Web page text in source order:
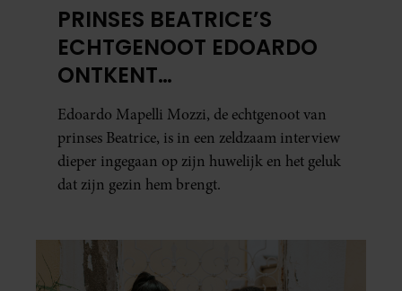
PRINSES BEATRICE’S
ECHTGENOOT EDOARDO
ONTKENT
HUWELIJKSPROBLEMEN
Edoardo Mapelli Mozzi, de echtgenoot van
prinses Beatrice, is in een zeldzaam interview
dieper ingegaan op zijn huwelijk en het geluk
dat zijn gezin hem brengt.